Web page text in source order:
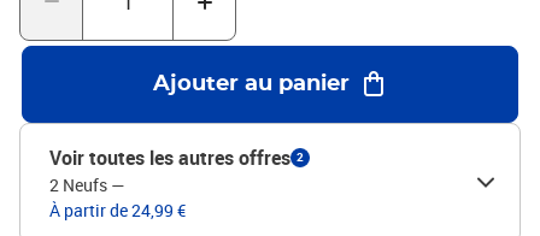
durabilité pour durer des années avec une meilleure résistance à la
décoloration et aux taches.Couleur : bordeauxMatériau : tissu
microfibre (100 % polyester)Taille de la housse de couette : 140 x
200 cm (l x L)Taille de la taie d'oreiller : 65 x 65 cm (l x L)Fermeture
à bouton cachéRésistance aux froissuresProduit léger avec une
douceur exceptionnelleUn look intemporelConvient parfaitement
au décor environnantFacile d’entretienLavage en machine à
chaud, pas de javel, séchage à basse températureStandard 100
Ajouter au panier
Voir toutes les autres offres 2
2 Neufs —
À partir de 24,99 €